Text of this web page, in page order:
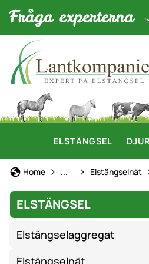
ELSTÄNGSEL
Home Elstängsel
... Elstängselnät
ELSTÄNGSEL
Elstängselaggregat
Elstängselnät